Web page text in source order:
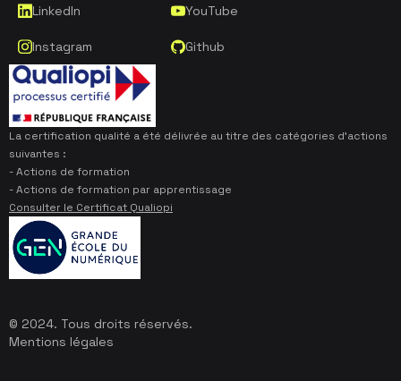
LinkedIn YouTube
Instagram Github
La certification qualité a été délivrée au titre des catégories d’actions
suivantes :
- Actions de formation
- Actions de formation par apprentissage
Consulter le Certificat Qualiopi
© 2024. Tous droits réservés.
Mentions légales